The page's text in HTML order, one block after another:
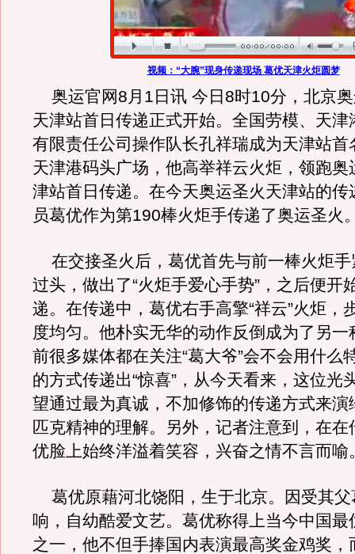
视频：“大腕”现身传递现场 葛优天津火炬圆梦
奥运官网8月1日讯 今日8时10分，北京
天津站首日传递正式开始。全国劳模、天津
有限责任公司操作队长孔祥瑞成为天津站首
天津港码头广场，他高举祥云火炬，领跑奥
津站首日传递。在今天奥运圣火天津站的传
员葛优作为第190棒火炬手传递了奥运圣火
在交接圣火后，葛优首先与前一棒火炬手
过头，做出了“火炬手爱心手势”，之后便开
递。在传递中，葛优右手高擎“祥云”火炬，
度均匀。他朴实无华的动作反倒成为了另
前很多媒体都在关注“葛大爷”会不会用什么
的方式传递出“惊喜”，从今天看来，这位光
望通过最为真诚，不加修饰的传递方式来演
匹克精神的理解。另外，记者注意到，在在
优脸上始终洋溢着笑容，兴奋之情不言而喻
葛优原藉河北饶阳，生于北京。因受其父
响，自幼酷爱文艺。葛优称得上当今中国最
之一，他不但手捧国内表演最高奖金鸡奖，